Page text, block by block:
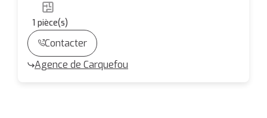
1 pièce(s)
Contacter
Agence de Carquefou